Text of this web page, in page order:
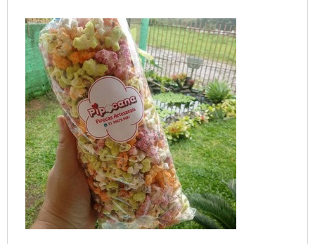
espaço. As substâncias encont...